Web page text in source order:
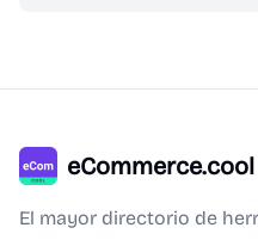
eCommerce.cool
El mayor directorio de